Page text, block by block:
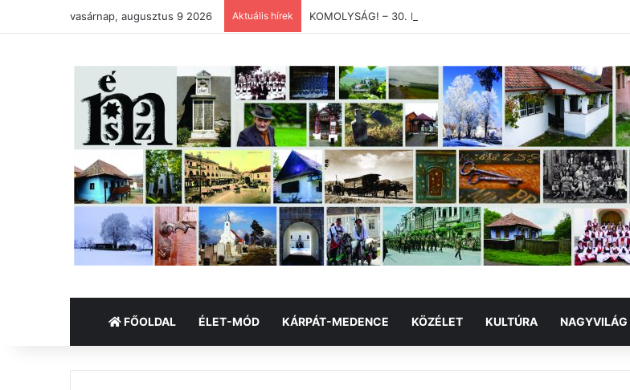
vasárnap, augusztus 9 2026 Aktuális hírek KOMOLYSÁG! – 30. Minimum Party alkotótábor és szakmai fórum
FŐOLDAL ÉLET-MÓD KÁRPÁT-MEDENCE KÖZÉLET KULTÚRA NAGYVILÁG